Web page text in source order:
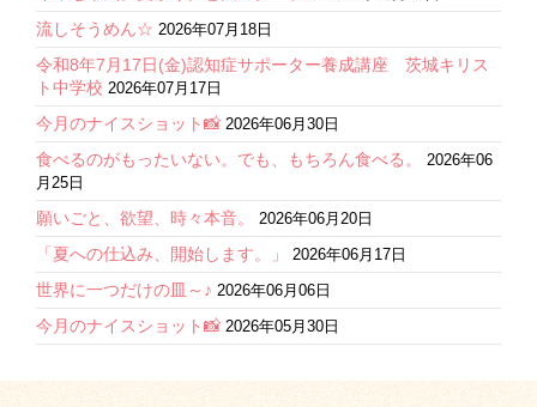
流しそうめん☆ 2026年07月18日
令和8年7月17日(金)認知症サポーター養成講座 茨城キリス
ト中学校 2026年07月17日
今月のナイスショット📸 2026年06月30日
食べるのがもったいない。でも、もちろん食べる。
2026年06
月25日
願いごと、欲望、時々本音。 2026年06月20日
「夏への仕込み、開始します。」 2026年06月17日
世界に一つだけの皿～♪ 2026年06月06日
今月のナイスショット📸 2026年05月30日